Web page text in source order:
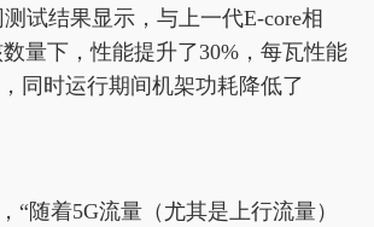
试结果显示，与上一代E-core相
量下，性能提升了30%，每瓦性能
同时运行期间机架功耗降低了
“随着5G流量（尤其是上行流量）